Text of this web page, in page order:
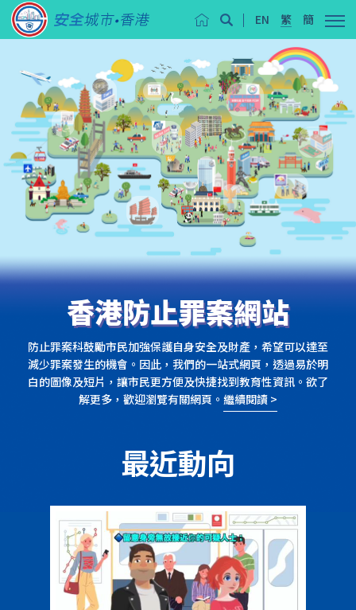
EN 繁 簡
香港防止罪案網站
防止罪案科鼓勵市民加強保護自身安全及財產，希望可以達至
減少罪案發生的機會。因此，我們的一站式網頁，透過易於明
白的圖像及短片，讓市民更方便及快捷找到教育性資訊。欲了
解更多，歡迎瀏覽有關網頁。 繼續閱讀 >
最近動向